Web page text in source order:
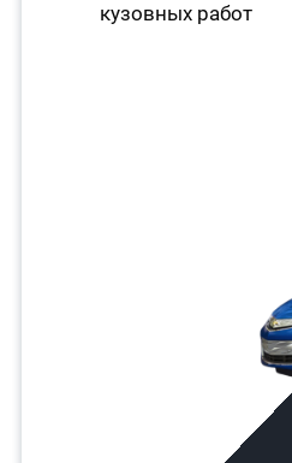
кузовных работ